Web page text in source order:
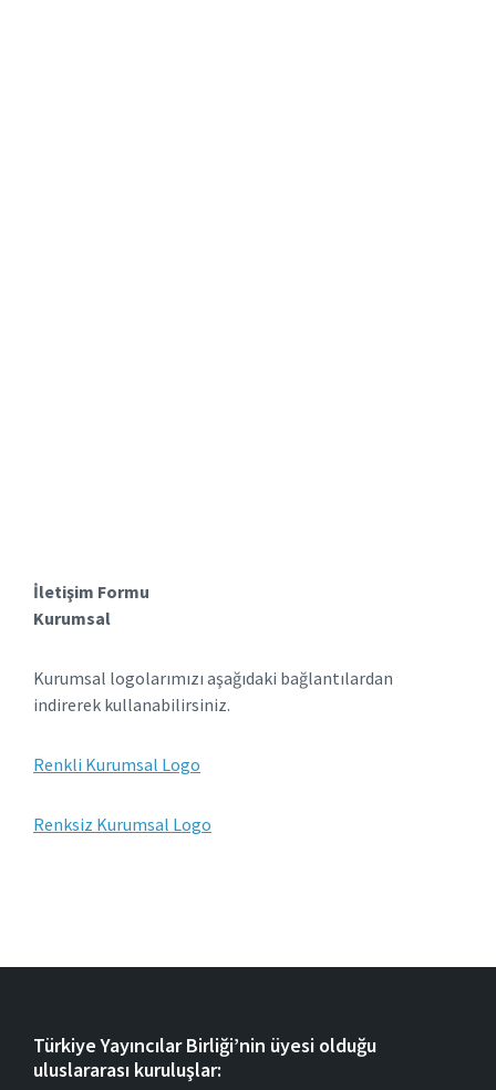
İletişim Formu
Kurumsal
Kurumsal logolarımızı aşağıdaki bağlantılardan
indirerek kullanabilirsiniz.
Renkli Kurumsal Logo
Renksiz Kurumsal Logo
Türkiye Yayıncılar Birliği’nin üyesi olduğu
uluslararası kuruluşlar: